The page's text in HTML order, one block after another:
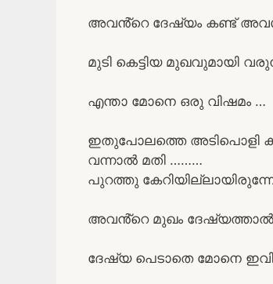
അവൻ്റെ ദേഷ്യം കണ്ട്
മുടി കെട്ടിയ മുഖവുമായി
എന്താ മോനെ ഒരു വിഷമം …
ഇതുപോലത്തെ അടിപൊളി
വന്നാൽ മതി ………
പുറത്തു
അവൻ്റെ മുഖം
ദേഷ്യ പെടാതെ മോനെ